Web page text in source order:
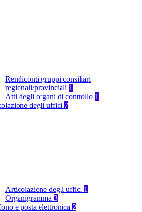
Rendiconti gruppi consiliari
regionali/provinciali 1
Atti degli organi di controllo 1
degli uffici 7
Articolazione degli uffici 1
Organigramma 3
e posta elettronica 2